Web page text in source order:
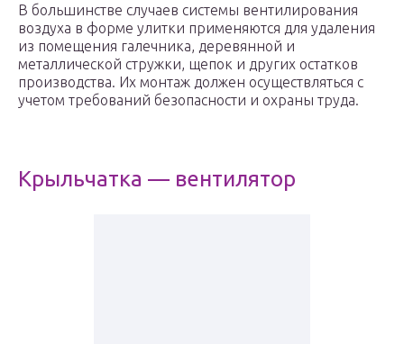
В большинстве случаев системы вентилирования
воздуха в форме улитки применяются для удаления
из помещения галечника, деревянной и
металлической стружки, щепок и других остатков
производства. Их монтаж должен осуществляться с
учетом требований безопасности и охраны труда.
Крыльчатка — вентилятор